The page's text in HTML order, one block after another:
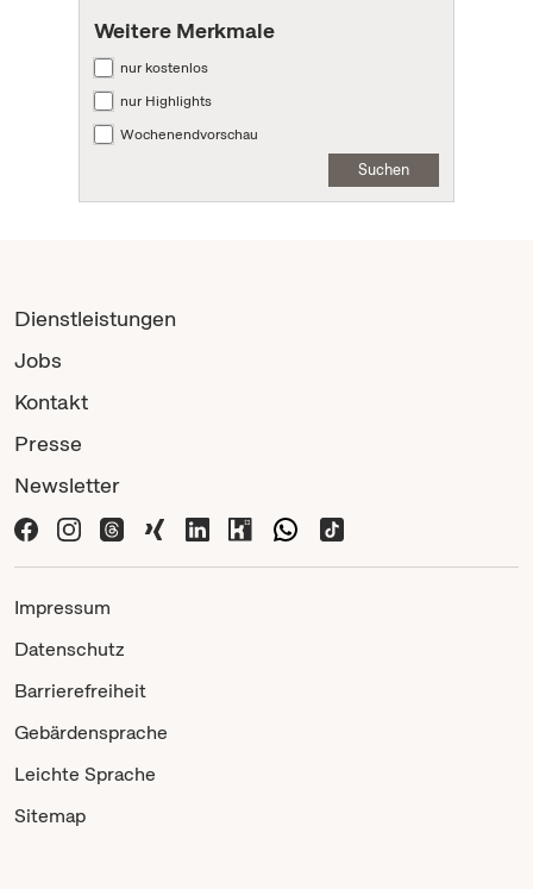
Weitere Merkmale
nur kostenlos
nur Highlights
Wochenendvorschau
Suchen
Dienstleistungen
Jobs
Kontakt
Presse
Newsletter
Impressum
Datenschutz
Barrierefreiheit
Gebärdensprache
Leichte Sprache
Sitemap